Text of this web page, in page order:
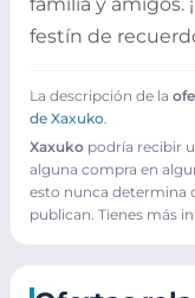
festín de
La descripción de la
de Xaxuko
Xaxuko podría recibir
alguna compra en
esto nunca determina
publican. Tienes más